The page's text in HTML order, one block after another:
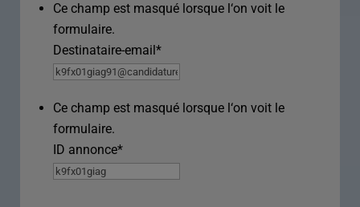
Ce champ est masqué lorsque l‘on voit le
formulaire.
Destinataire-email*
Ce champ est masqué lorsque l‘on voit le
formulaire.
ID annonce*